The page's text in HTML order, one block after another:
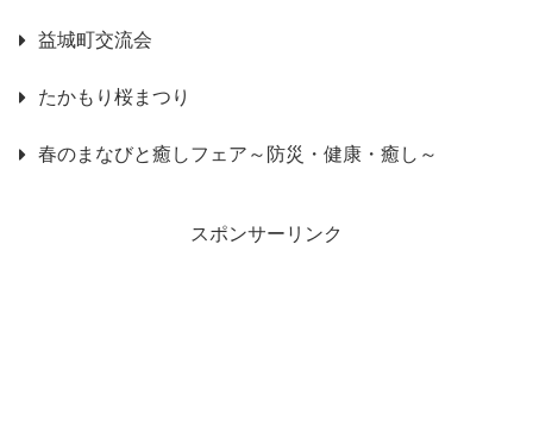
益城町交流会
たかもり桜まつり
春のまなびと癒しフェア～防災・健康・癒し～
スポンサーリンク